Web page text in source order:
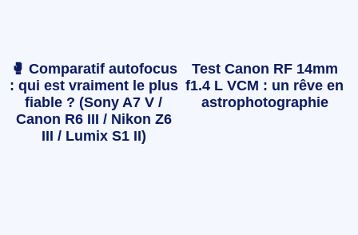
🥊 Comparatif autofocus
: qui est vraiment le plus
fiable ? (Sony A7 V /
Canon R6 III / Nikon Z6
III / Lumix S1 II)
Test Canon RF 14mm
f1.4 L VCM : un rêve en
astrophotographie